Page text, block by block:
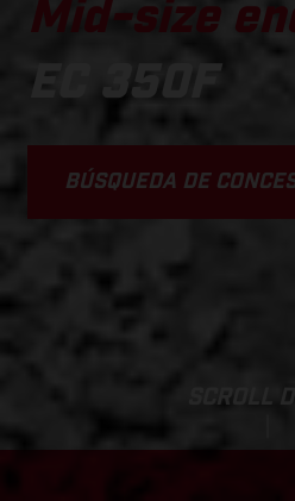
Mid-size
EC 350F
BÚSQUEDA DE
SCROLL